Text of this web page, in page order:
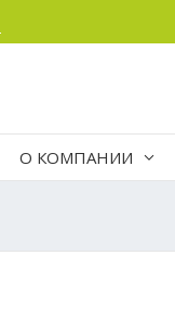
О КОМПАНИИ